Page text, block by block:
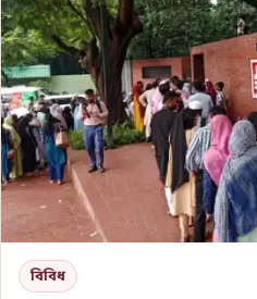
বিবিধ